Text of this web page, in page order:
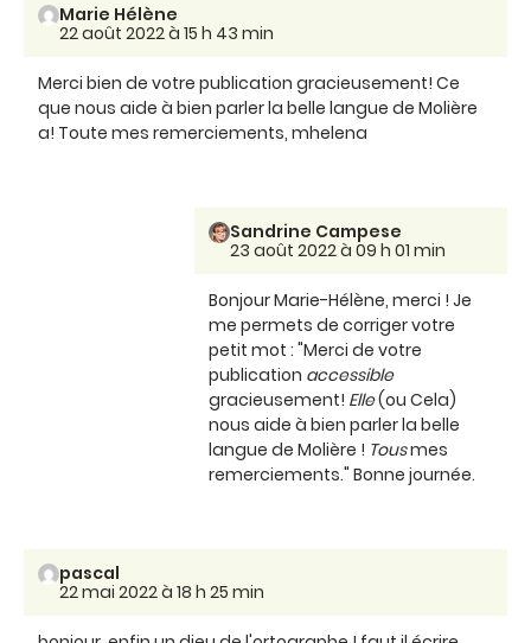
Marie Hélène
22 août 2022 à 15 h 43 min
Merci bien de votre publication gracieusement! Ce
que nous aide à bien parler la belle langue de Molière
a! Toute mes remerciements, mhelena
Sandrine Campese
23 août 2022 à 09 h 01 min
Bonjour Marie-Hélène, merci ! Je
me permets de corriger votre
petit mot : "Merci de votre
publication accessible
gracieusement! Elle(ou Cela)
nous aide à bien parler la belle
langue de Molière ! Tousmes
remerciements." Bonne journée.
pascal
22 mai 2022 à 18 h 25 min